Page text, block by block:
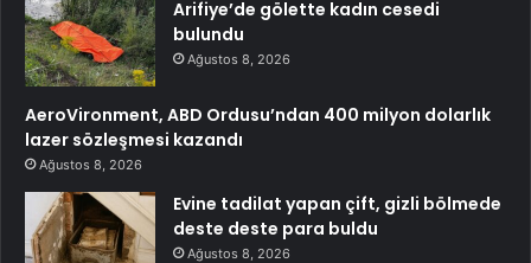
Arifiye’de gölette kadın cesedi
bulundu
Ağustos 8, 2026
AeroVironment, ABD Ordusu’ndan 400 milyon dolarlık
lazer sözleşmesi kazandı
Ağustos 8, 2026
Evine tadilat yapan çift, gizli bölmede
deste deste para buldu
Ağustos 8, 2026